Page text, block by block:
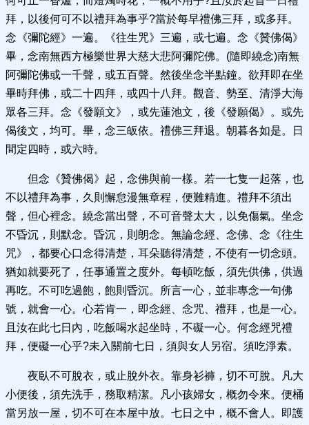
拜，以後何可不以禮拜為事乎?當於每早禮佛三拜，或多拜。
念《彌陀經》一遍。《往生咒》三遍，或七遍。念《贊佛偈》
畢，念南無西方極樂世界大慈大悲阿彌陀佛。(隨即繞念)南無
阿彌陀佛或一千聲，或五百聲。然後坐念半點鐘。欲拜即在坐
畢時拜佛，或二十四拜，或四十八拜。觀音、勢至、清淨大海
眾各三拜。念《發願文》，或先蓮池文，後《發願偈》。或先
偈後文，均可。畢，念三皈依。禮佛三拜退。朝暮各如是。日
間定四時，或六時。
但念《贊佛偈》起，念佛與前一樣。若一七隻一起落，也
不以禮拜為事，久則懈怠漫無章程，便難精進。禮拜不須出
聲，但心裡念。繞念當出聲，不可音聲太大，以免傷氣。坐念
不昏沉，則默念。昏沉，則朗念。無論念經、念佛、念《往生
咒》，都要心口念得清楚，耳朵聽得清楚，不使有一切念頭。
猶如就要死了，任事通置之度外。每頓吃飯，須先供佛，供過
再吃。不可吃過飽，飽則昏沉。所言一心，並非專念一句佛
號，就會一心。心若肯一，即念經、念咒、禮拜，也是一心。
且汝在此七日內，吃飯喝水起坐時，不礙一心。何念經咒禮
拜，便礙一心乎?未入關前七日，須與女人另宿。須吃淨素。
夜臥不可脫衣，或止脫外衣。靠身衫褲，切不可脫。凡大
小便後，須先洗手，務取精潔。凡小孩婦女，概勿令來。便桶
當另放一屋，切不可在本屋中放。七日之中，概不會人。即護